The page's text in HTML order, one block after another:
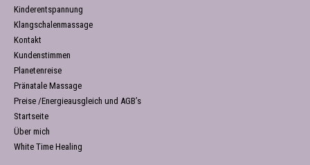
Kinderentspannung
Klangschalenmassage
Kontakt
Kundenstimmen
Planetenreise
Pränatale Massage
Preise /Energieausgleich und AGB’s
Startseite
Über mich
White Time Healing